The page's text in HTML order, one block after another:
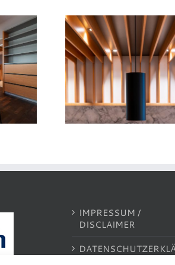
IMPRESSUM /
DISCLAIMER